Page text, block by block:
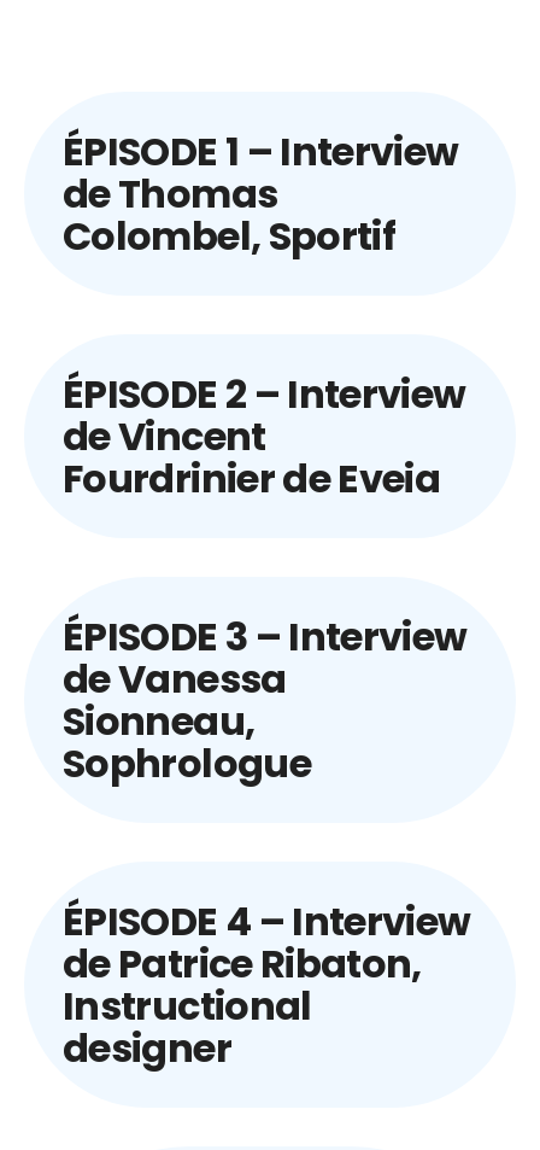
ÉPISODE 1 – Interview
de Thomas
Colombel, Sportif
REGARDER SUR
ÉPISODE 2 – Interview
de Vincent
Fourdrinier de Eveia
REGARDER SUR
ÉPISODE 3 – Interview
de Vanessa
Sionneau,
Sophrologue
ÉPISODE 4 – Interview
de Patrice Ribaton,
Instructional
designer